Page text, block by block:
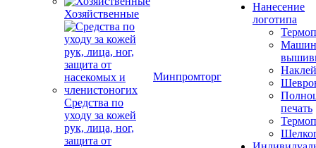
Хозяйственные
Средства по
уходу за кожей
рук, лица, ног,
защита от
Минпромторг
Нанесение
логотипа
печать